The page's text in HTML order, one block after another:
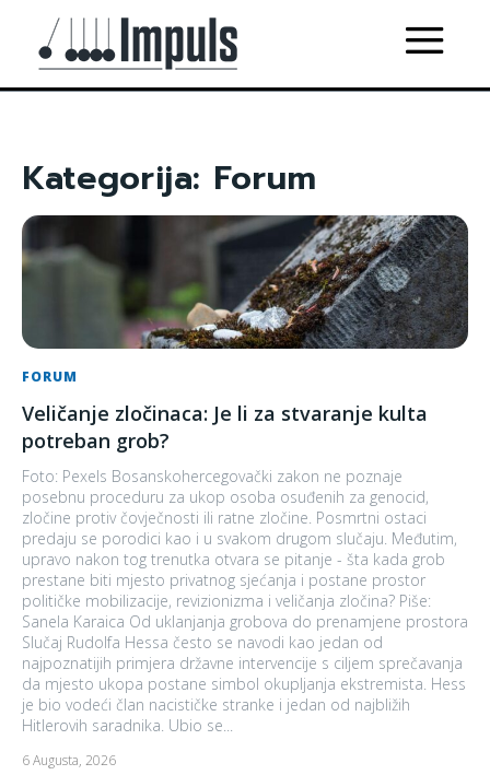
Kategorija: Forum
FORUM
Veličanje zločinaca: Je li za stvaranje kulta
potreban grob?
Foto: Pexels Bosanskohercegovački zakon ne poznaje
posebnu proceduru za ukop osoba osuđenih za genocid,
zločine protiv čovječnosti ili ratne zločine. Posmrtni ostaci
predaju se porodici kao i u svakom drugom slučaju. Međutim,
upravo nakon tog trenutka otvara se pitanje - šta kada grob
prestane biti mjesto privatnog sjećanja i postane prostor
političke mobilizacije, revizionizma i veličanja zločina? Piše:
Sanela Karaica Od uklanjanja grobova do prenamjene prostora
Slučaj Rudolfa Hessa često se navodi kao jedan od
najpoznatijih primjera državne intervencije s ciljem sprečavanja
da mjesto ukopa postane simbol okupljanja ekstremista. Hess
je bio vodeći član nacističke stranke i jedan od najbližih
Hitlerovih saradnika. Ubio se...
6 Augusta, 2026